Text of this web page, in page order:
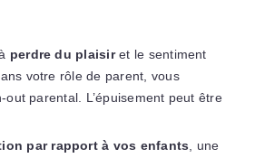
perdre du plaisiret le sentiment
votre rôle de parent, vous
parental. L’épuisement peut être
par rapport à vos enfants , une